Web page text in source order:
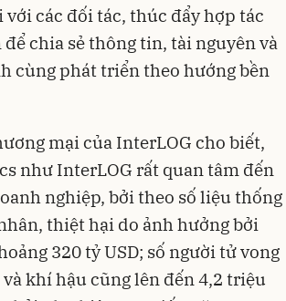
các đối tác, thúc đẩy hợp tác
chia sẻ thông tin, tài nguyên và
cùng phát triển theo hướng bền
mại của InterLOG cho biết,
như InterLOG rất quan tâm đến
nghiệp, bởi theo số liệu thống
thiệt hại do ảnh hưởng bởi
320 tỷ USD; số người tử vong
khí hậu cũng lên đến 4,2 triệu